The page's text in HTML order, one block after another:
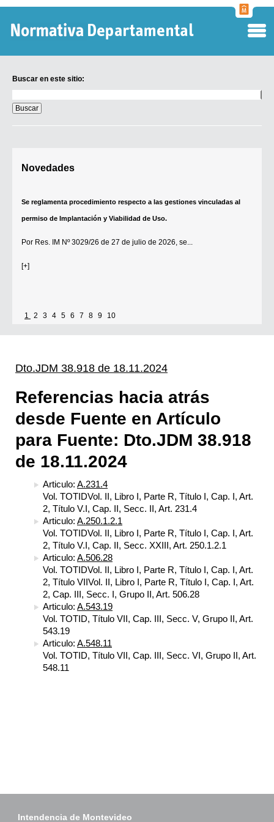
Buscar en este sitio:
en
este
sitio:
Novedades
Se reglamenta procedimiento respecto a las gestiones vinculadas al
permiso de Implantación y Viabilidad de Uso.
Por Res. IM Nº 3029/26 de 27 de julio de 2026, se...
[+]
1 2 3 4 5 6 7 8 9 10
Dto.JDM 38.918 de 18.11.2024
Referencias hacia atrás
desde Fuente en Artículo
para Fuente: Dto.JDM 38.918
de 18.11.2024
Articulo: A.231.4
Vol. TOTIDVol. II, Libro I, Parte R, Título I, Cap. I, Art.
2, Título V.I, Cap. II, Secc. II, Art. 231.4
Articulo: A.250.1.2.1
Vol. TOTIDVol. II, Libro I, Parte R, Título I, Cap. I, Art.
2, Título V.I, Cap. II, Secc. XXIII, Art. 250.1.2.1
Articulo: A.506.28
Vol. TOTIDVol. II, Libro I, Parte R, Título I, Cap. I, Art.
2, Título VIIVol. II, Libro I, Parte R, Título I, Cap. I, Art.
2, Cap. III, Secc. I, Grupo II, Art. 506.28
Articulo: A.543.19
Vol. TOTID, Título VII, Cap. III, Secc. V, Grupo II, Art.
543.19
Articulo: A.548.11
Vol. TOTID, Título VII, Cap. III, Secc. VI, Grupo II, Art.
548.11
Intendencia de Montevideo